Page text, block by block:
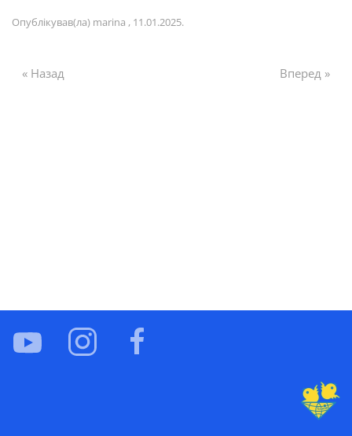
Опублікував(ла) marina , 11.01.2025.
« Назад Вперед »